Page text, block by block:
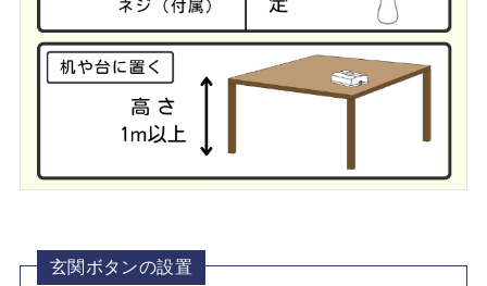
玄関ボタンの設置